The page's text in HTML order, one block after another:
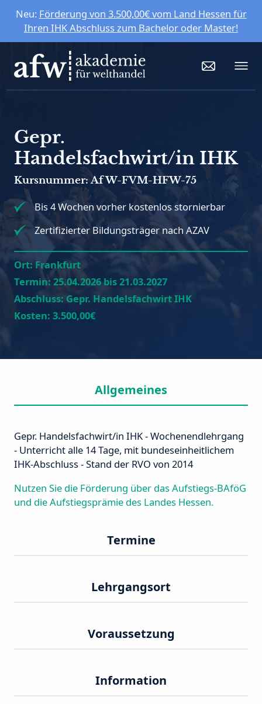
Neu: Förderung von 3.500,00€ vom Land Hessen für
Ihren IHK Abschluss zum Bachelor oder Master!
Gepr.
Handelsfachwirt/in IHK
Kursnummer: AfW-FVM-HFW-75
Bis 4 Wochen vorher kostenlos stornierbar
Zertifizierter Bildungsträger nach AZAV
Ort: Frankfurt
Termin: 25.04.2026 bis 21.03.2027
Abschluss: Gepr. Handelsfachwirt IHK
Kosten: 3.500,00€
Allgemeines
Gepr. Handelsfachwirt/in IHK - Wochenendlehrgang
- Unterricht alle 14 Tage, mit bundeseinheitlichem
IHK-Abschluss - Stand der RVO von 2014
Nutzen Sie die Förderung über das Aufstiegs-BAföG
und die Aufstiegsprämie des Landes Hessen.
Termine
Lehrgangsort
Voraussetzung
Information